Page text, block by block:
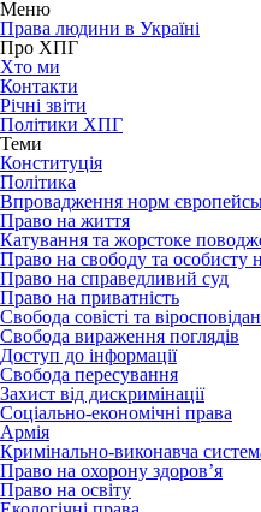
Меню
Права людини в Україні
Про ХПГ
Хто ми
Контакти
Річні звіти
Політики ХПГ
Теми
Конституція
Політика
Впровадження норм
Право на життя
Катування та жорстоке
Право на свободу та особисту
Право на справедливий суд
Право на приватність
Свобода совісті та
Свобода вираження поглядів
Доступ до інформації
Свобода пересування
Захист від дискримінації
Соціально-економічні права
Армія
Кримінально-виконавча
Право на охорону здоров’я
Право на освіту